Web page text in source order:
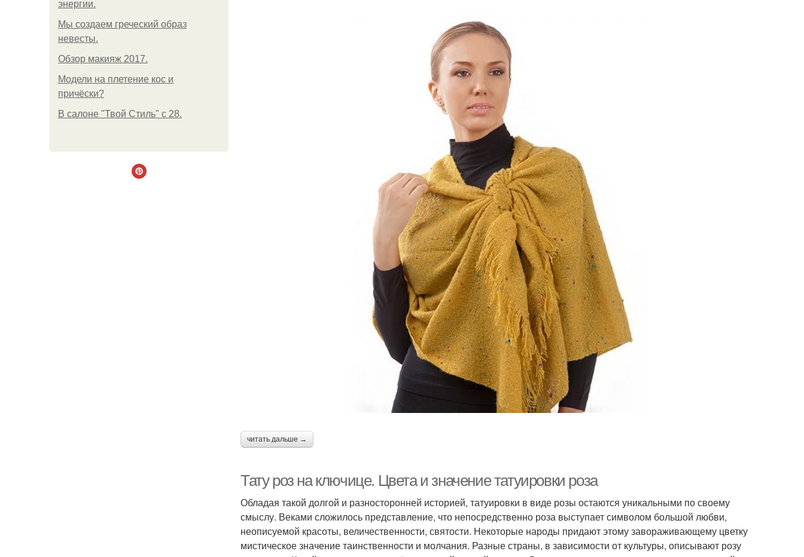
энергии.
Мы создаем греческий образ
невесты.
Обзор макияж 2017.
Модели на плетение кос и
причёски?
В салоне "Твой Стиль" с 28.
читать дальше →
Тату роз на ключице. Цвета и значение татуировки роза
Обладая такой долгой и разносторонней историей, татуировки в виде розы остаются уникальными по своему
смыслу. Веками сложилось представление, что непосредственно роза выступает символом большой любви,
неописуемой красоты, величественности, святости. Некоторые народы придают этому завораживающему цветку
мистическое значение таинственности и молчания. Разные страны, в зависимости от культуры, описывают розу